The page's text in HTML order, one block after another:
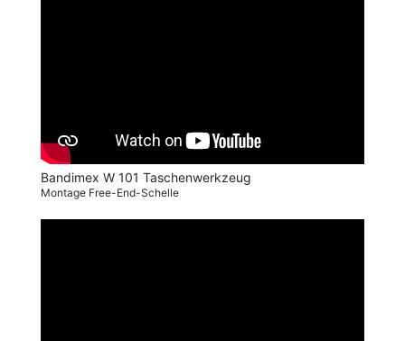
Bandimex W 101 Taschenwerkzeug
Montage Free-End-Schelle